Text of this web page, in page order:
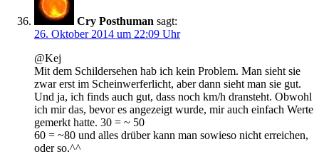
Cry Posthuman sagt:
26. Oktober 2014 um 22:09 Uhr
@Kej
Mit dem Schildersehen hab ich kein Problem. Man sieht sie
zwar erst im Scheinwerferlicht, aber dann sieht man sie gut.
Und ja, ich finds auch gut, dass noch km/h dransteht. Obwohl
ich mir das, bevor es angezeigt wurde, mir auch einfach Werte
gemerkt hatte. 30 = ~ 50
60 = ~80 und alles drüber kann man sowieso nicht erreichen,
oder so.^^